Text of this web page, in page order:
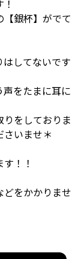
銀杯】がでて
してないです
をたまに耳に
をしておりま
いませ＊
！！
をかかりませ